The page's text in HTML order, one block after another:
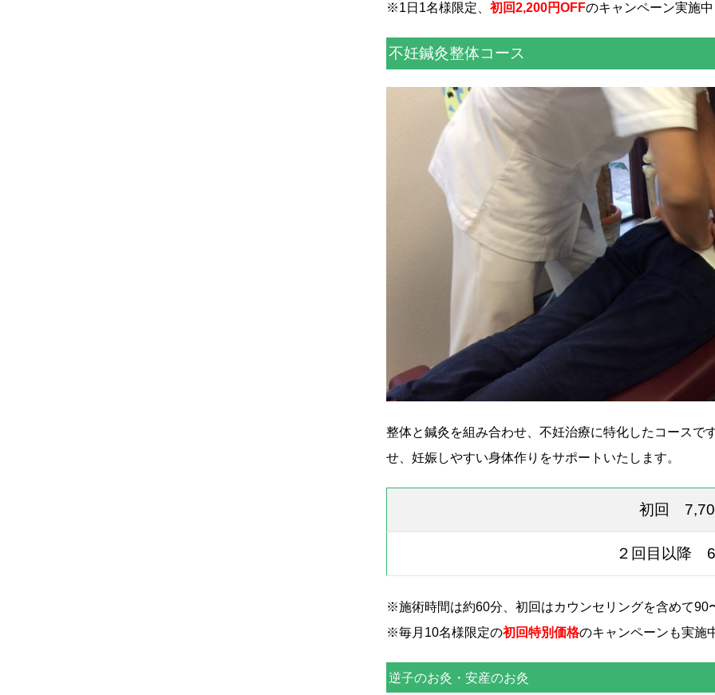
※1日1名様限定、 初回2,200円OFFのキャンペーン実施
不妊鍼灸整体コース
整体と鍼灸を組み合わせ、不妊治療に特化したコースで
せ、妊娠しやすい身体作りをサポートいたします。
初回
２回目以降
※施術時間は約60分、初回はカウンセリングを含めて90
※毎月10名様限定の初回特別価格のキャンペーンも実施
逆子のお灸・安産のお灸